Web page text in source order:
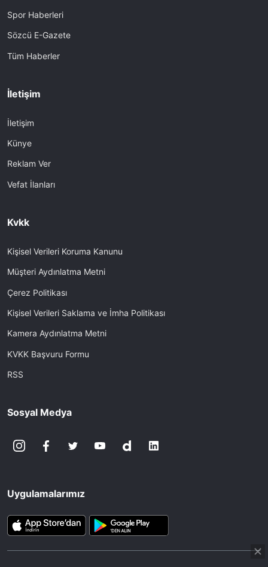
Spor Haberleri
Sözcü E-Gazete
Tüm Haberler
İletişim
İletişim
Künye
Reklam Ver
Vefat İlanları
Kvkk
Kişisel Verileri Koruma Kanunu
Müşteri Aydınlatma Metni
Çerez Politikası
Kişisel Verileri Saklama ve İmha Politikası
Kamera Aydınlatma Metni
KVKK Başvuru Formu
RSS
Sosyal Medya
Uygulamalarımız